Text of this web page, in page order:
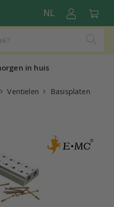
NL
in huis
Ventielen Basisplaten